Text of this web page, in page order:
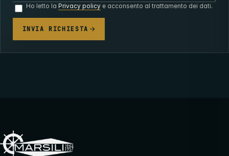
Ho letto la Privacy policye acconsento al trattamento dei dati.
INVIA RICHIESTA